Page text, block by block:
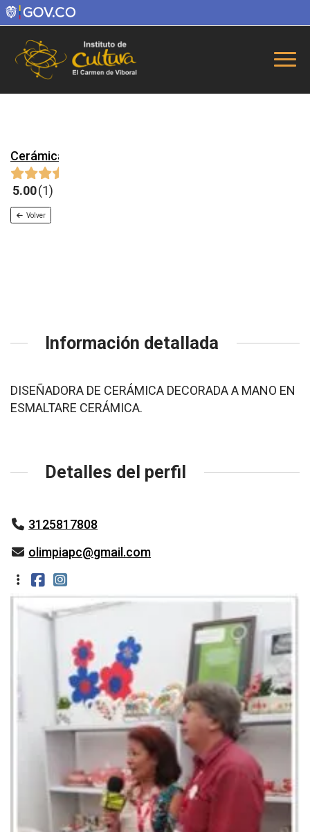
Cerámica
5.00 1
Volver
Información detallada
DISEÑADORA DE CERÁMICA DECORADA A MANO EN
ESMALTARE CERÁMICA.
Detalles del perfil
3125817808
olimpiapc@gmail.com